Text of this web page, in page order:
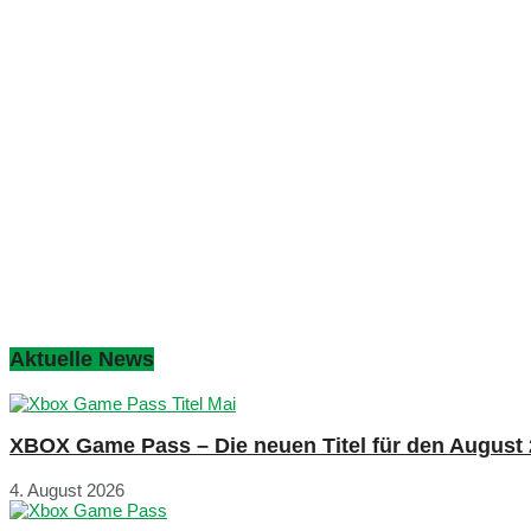
Aktuelle News
XBOX Game Pass – Die neuen Titel für den August
4. August 2026